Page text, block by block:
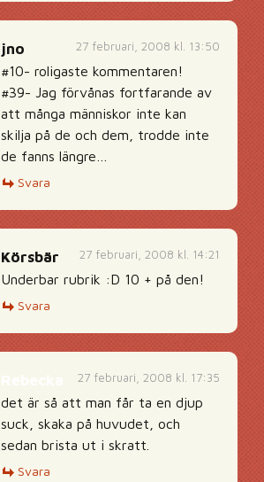
27 februari, 2008 kl. 13:50
jno
#10- roligaste kommentaren!
#39- Jag förvånas fortfarande av
att många människor inte kan
skilja på de och dem, trodde inte
de fanns längre…
Svara
27 februari, 2008 kl. 14:21
Körsbär
Underbar rubrik :D 10 + på den!
Svara
27 februari, 2008 kl. 17:35
det är så att man får ta en djup
suck, skaka på huvudet, och
sedan brista ut i skratt.
Svara